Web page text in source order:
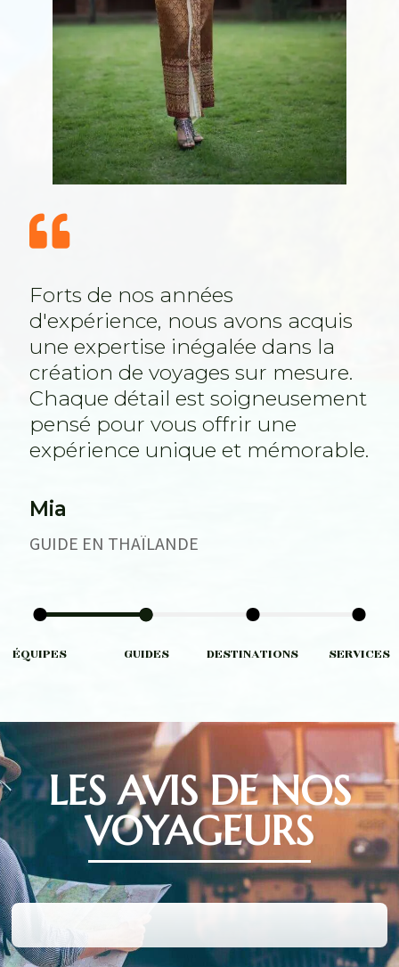

Forts de nos années
d'expérience, nous avons acquis
une expertise inégalée dans la
création de voyages sur mesure.
Chaque détail est soigneusement
pensé pour vous offrir une
expérience unique et mémorable.
Mia
GUIDE EN THAÏLANDE
ÉQUIPES GUIDES DESTINATIONS SERVICES
LES AVIS DE NOS
VOYAGEURS